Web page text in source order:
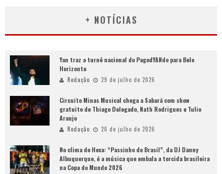
+ NOTÍCIAS
Yan traz a turnê nacional do PagodYANdo para Belo
Horizonte
Redação 29 de julho de 2026
Circuito Minas Musical chega a Sabará com show
gratuito de Thiago Delegado, Nath Rodrigues e Tulio
Araujo
Redação 20 de julho de 2026
No clima do Hexa: “Passinho do Brasil”, da DJ Danny
Albuquerque, é a música que embala a torcida brasileira
na Copa do Mundo 2026